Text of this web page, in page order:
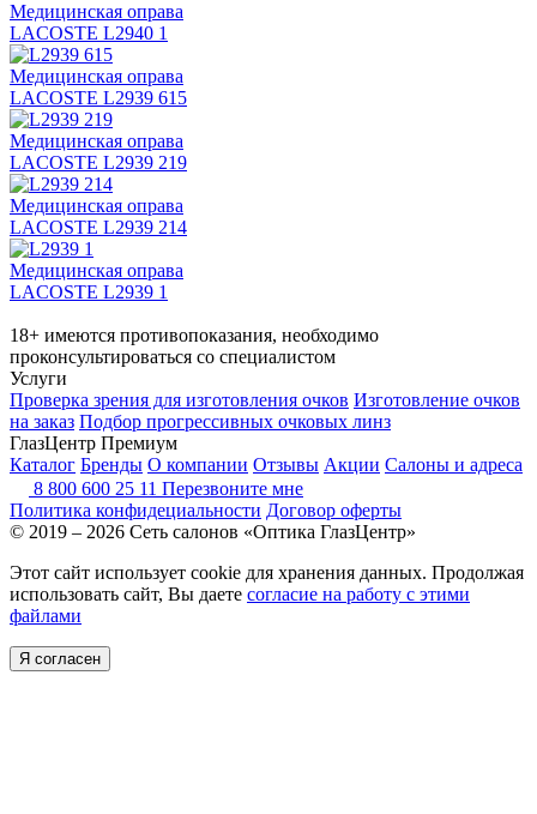
Медицинская оправа
LACOSTE L2940 1
Медицинская оправа
LACOSTE L2939 615
Медицинская оправа
LACOSTE L2939 219
Медицинская оправа
LACOSTE L2939 214
Медицинская оправа
LACOSTE L2939 1
18+ имеются противопоказания, необходимо
проконсультироваться со специалистом
Услуги
Проверка зрения для изготовления очков Изготовление очков
на заказ Подбор прогрессивных очковых линз
ГлазЦентр Премиум
Каталог Бренды О компании Отзывы Акции Салоны и адреса
8 800 600 25 11 Перезвоните мне
Политика конфидециальности Договор оферты
© 2019 – 2026 Сеть салонов «Оптика ГлазЦентр»
Этот сайт использует cookie для хранения данных. Продолжая
использовать сайт, Вы даете согласие на работу с этими
файлами
Я согласен